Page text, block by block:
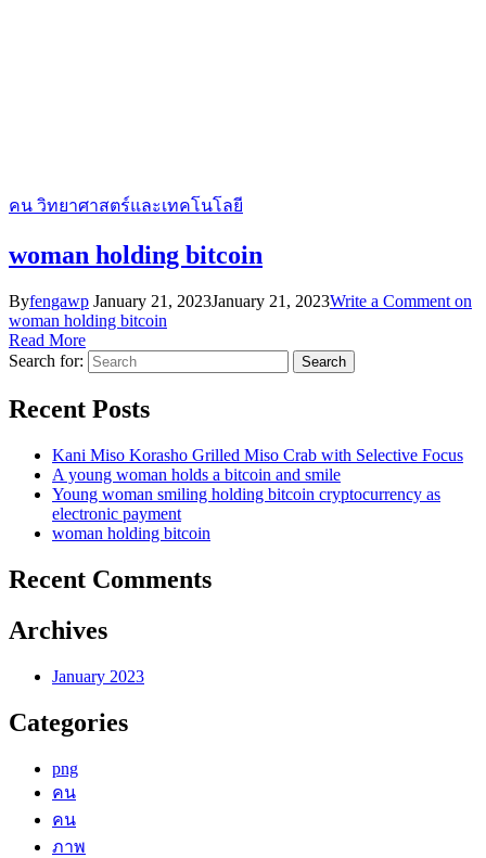
คน วิทยาศาสตร์และเทคโนโลยี
woman holding bitcoin
Byfengawp January 21, 2023January 21, 2023Write a Comment on
woman holding bitcoin
Read More
Search for:
Recent Posts
Kani Miso Korasho Grilled Miso Crab with Selective Focus
A young woman holds a bitcoin and smile
Young woman smiling holding bitcoin cryptocurrency as
electronic payment
woman holding bitcoin
Recent Comments
Archives
January 2023
Categories
png
คน
คน
ภาพ